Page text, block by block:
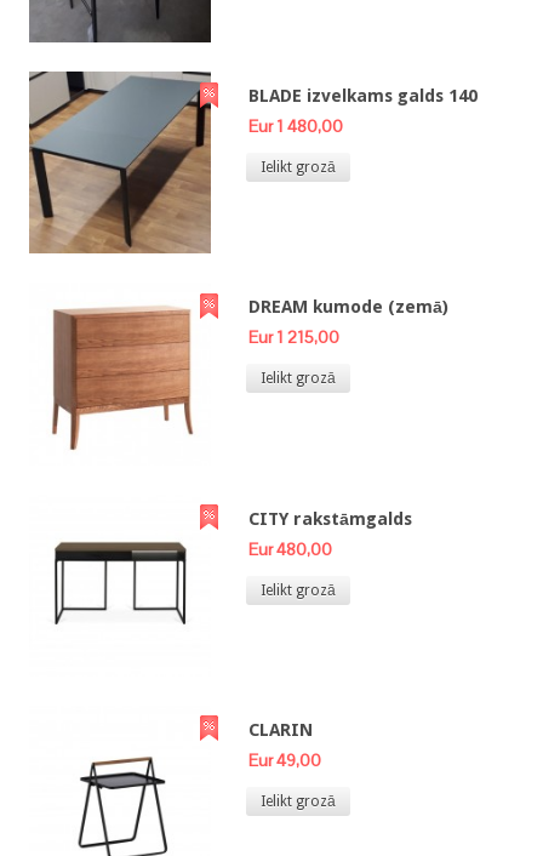
BLADE izvelkams galds 140
Eur 1 480,00
Ielikt grozā
DREAM kumode (zemā)
Eur 1 215,00
Ielikt grozā
CITY rakstāmgalds
Eur 480,00
Ielikt grozā
CLARIN
Eur 49,00
Ielikt grozā